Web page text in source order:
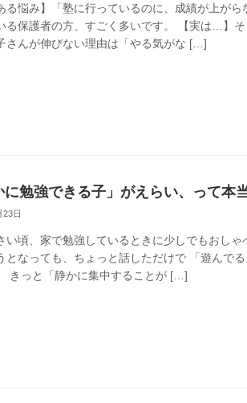
る悩み】「塾に行っているのに、成績が上が
る保護者の方、すごく多いです。 【実は…】
さんが伸びない理由は「やる気がな […]
に勉強できる子」がえらい、って本
23日
い頃、家で勉強しているときに少しでもおし
となっても、ちょっと話しただけで 「遊んで
きっと「静かに集中することが […]